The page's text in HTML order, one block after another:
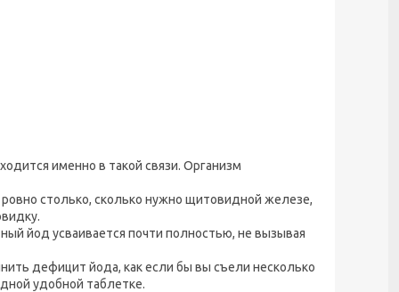
именно в такой связи. Организм
столько, сколько нужно щитовидной железе,
йод усваивается почти полностью, не вызывая
дефицит йода, как если бы вы съели несколько
удобной таблетке.